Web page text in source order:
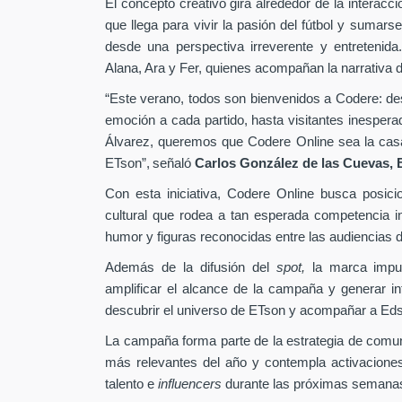
El concepto creativo gira alrededor de la
que llega para vivir la pasión del fútbol y
desde una perspectiva irreverente y
Alana, Ara y Fer, quienes acompañan la narrativa
“Este verano, todos son bienvenidos a Codere:
emoción a cada partido, hasta visitantes
Álvarez, queremos que Codere Online sea la
ETson”, señaló Carlos González de las Cuevas,
Con esta iniciativa, Codere Online busca
cultural que rodea a tan esperada competencia
humor y figuras reconocidas entre las audiencias
Además de la difusión del spot,
la marca
amplificar el alcance de la campaña y generar
descubrir el universo de ETson y acompañar a
La campaña forma parte de la estrategia de
más relevantes del año y contempla
talento e influencers durante las próximas